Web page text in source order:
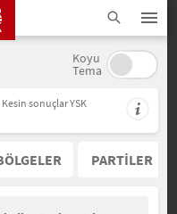
Koyu
Tema
sonuçlar YSK
PARTİLER